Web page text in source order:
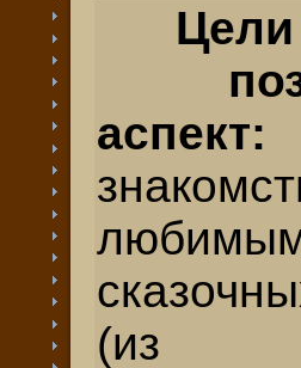
Цели
(из